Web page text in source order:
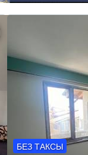
БЕЗ ТАКСЫ